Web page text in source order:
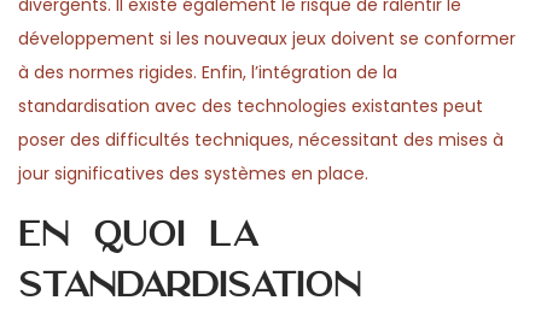
divergents. Il existe également le risque de ralentir le
développement si les nouveaux jeux doivent se conformer
à des normes rigides. Enfin, l’intégration de la
standardisation avec des technologies existantes peut
poser des difficultés techniques, nécessitant des mises à
jour significatives des systèmes en place.
En quoi la
standardisation